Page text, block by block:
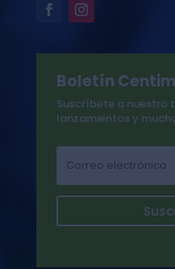
Boletín
Suscríbete a nuestro
lanzamientos y